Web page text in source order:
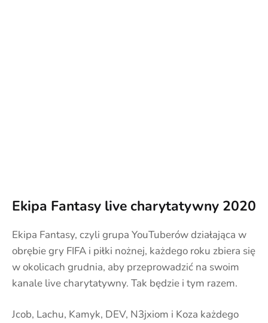
Ekipa Fantasy live charytatywny 2020
Ekipa Fantasy, czyli grupa YouTuberów działająca w
obrębie gry FIFA i piłki nożnej, każdego roku zbiera się
w okolicach grudnia, aby przeprowadzić na swoim
kanale live charytatywny. Tak będzie i tym razem.
Jcob, Lachu, Kamyk, DEV, N3jxiom i Koza każdego